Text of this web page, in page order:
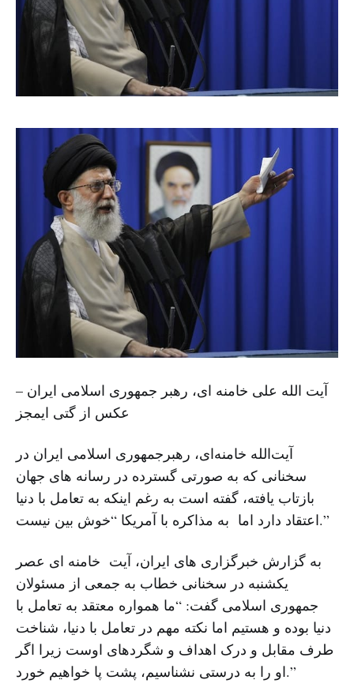
آیت الله علی خامنه ای، رهبر جمهوری اسلامی ایران –
عکس از گتی ایمجز
آیت‌الله خامنه‌ای، رهبرجمهوری اسلامی ایران در
سخنانی که به صورتی گسترده در رسانه های جهان
بازتاب یافته، گفته است به رغم اینکه به تعامل با دنیا
اعتقاد دارد اما به مذاکره با آمریکا “خوش بین نیست.”
به گزارش خبرگزاری های ایران، آیت خامنه ای عصر
یکشنبه در سخنانی خطاب به جمعی از مسئولان
جمهوری اسلامی گفت: “ما همواره معتقد به تعامل با
دنیا بوده و هستیم اما نکته مهم در تعامل با دنیا، شناخت
طرف مقابل و درک اهداف و شگردهای اوست زیرا اگر
او را به درستی نشناسیم، پشت پا خواهیم خورد.”